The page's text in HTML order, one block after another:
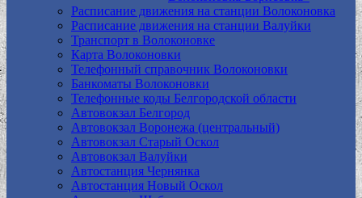
Расписание движения на станции Волоконовка
Расписание движения на станции Валуйки
Транспорт в Волоконовке
Карта Волоконовки
Телефонный справочник Волоконовки
Банкоматы Волоконовки
Телефонные коды Белгородской области
Автовокзал Белгород
Автовокзал Воронежа (центральный)
Автовокзал Старый Оскол
Автовокзал Валуйки
Автостанция Чернянка
Автостанция Новый Оскол